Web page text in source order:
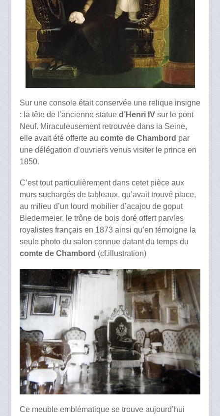
Sur une console était conservée une relique insigne
: la tête de l’ancienne statue d’Henri IVsur le pont
Neuf. Miraculeusement retrouvée dans la Seine,
elle avait été offerte au comte de Chambord par
une délégation d’ouvriers venus visiter le prince en
1850.
C’est tout particulièrement dans cetet pièce aux
murs suchargés de tableaux, qu’avait trouvé place,
au milieu d’un lourd mobilier d’acajou de goput
Biedermeier, le trône de bois doré offert parvles
royalistes français en 1873 ainsi qu’en témoigne la
seule photo du salon connue datant du temps du
comte de Chambord (cf.illustration)
Ce meuble emblématique se trouve aujourd’hui